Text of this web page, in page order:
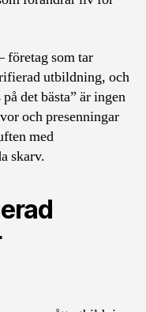
företag som tar
utbildning, och
det bästa” är ingen
och presenningar
med
skarv.